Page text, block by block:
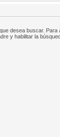
desea buscar. Para
y habilitar la